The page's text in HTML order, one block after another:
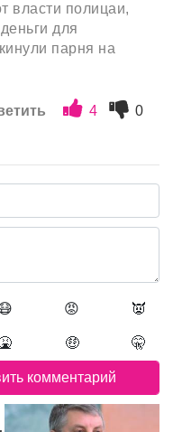
власти полицаи,
для
парня на
4
0
😡 👿
🤑 🤫